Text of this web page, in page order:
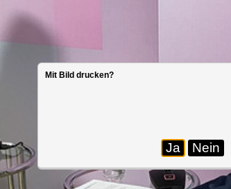
Mit Bild drucken?
Ja Nein